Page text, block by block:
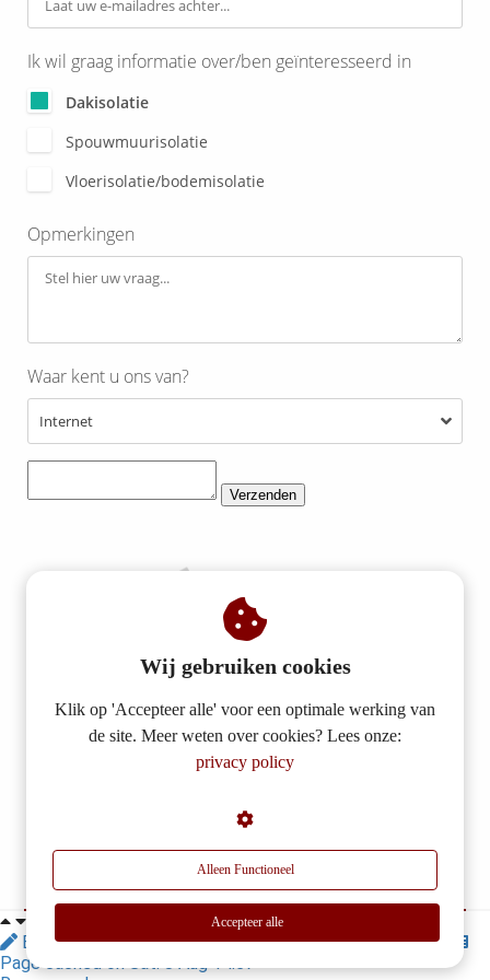
Ik wil graag informatie over/ben geïnteresseerd in
Dakisolatie
Spouwmuurisolatie
Vloerisolatie/bodemisolatie
Opmerkingen
Waar kent u ons van?
Verzenden
Edit page Dashboard Settings
Website Design
Page cached on Sat. 8 Aug 14:57
Wij gebruiken cookies
Klik op 'Accepteer alle' voor een optimale werking van
de site. Meer weten over cookies? Lees onze:
privacy policy
Alleen Functioneel
Accepteer alle
website-